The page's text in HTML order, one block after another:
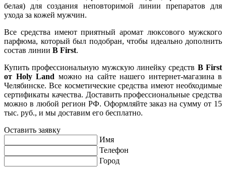
белая) для создания неповторимой линии препаратов для
ухода за кожей мужчин.
Все средства имеют приятный аромат люксового мужского
парфюма, который был подобран, чтобы идеально дополнить
состав линии B First.
Купить профессиональную мужскую линейку средств B First
от Holy Land можно на сайте нашего интернет-магазина в
Челябинске. Все косметические средства имеют необходимые
сертификаты качества. Доставить профессиональные средства
можно в любой регион РФ. Оформляйте заказ на сумму от 15
тыс. руб., и мы доставим его бесплатно.
Оставить заявку
Имя
Телефон
Город